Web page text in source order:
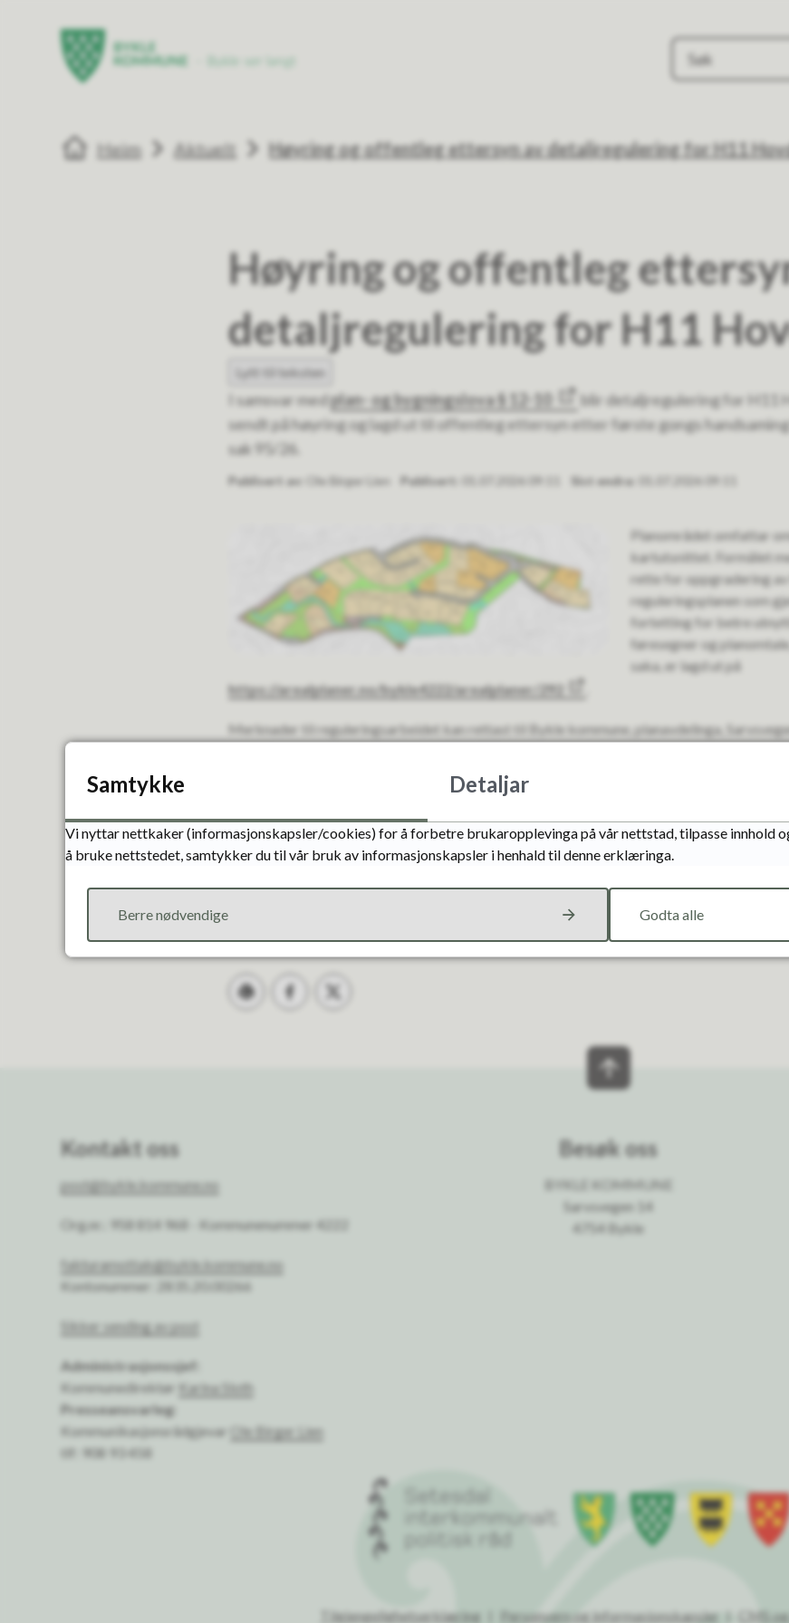
Bykle kommune
Du er her:Heim Aktuelt Høyring og offentleg ettersyn av detaljregulering for H11
Høyring og offentleg
detaljregulering for H11
Lytt til teksten
I samsvar medplan- og bygningslova § 12-10
blir detaljregulering for H11
sendt på høyring og lagd ut til offentleg ettersyn etter første gongs
sak 95/26.
Publisert av Ole Birger Lien Publisert 01.07.2026 09:11 Sist endra 01.07.2026 09:11
Planområdet omfattar
kartutsnittet. Formålet
rette for oppgradering
reguleringsplanen som
fortetting for betre
føresegner og
saka, er lagd ut på
https://arealplaner.no/bykle4222/arealplaner/292
Merknader til reguleringsarbeidet kan rettast til Bykle kommune, planavdelinga,
Ja Nei
Kontakt oss
post@bykle.kommune.no
Org.nr.: 958 814 968 - Kommunenummer 4222
fakturamottak@bykle.kommune.no
Kontonummer: 2835.20.00266
Sikker sending av post
Administrasjonssjef:
Kommunedirektør Karina Sloth
Presseansvarleg:
Kommunikasjonsrådgjevar
Ole Birger Lien
tlf: 908 93 458
Besøk oss
BYKLE KOMMUNE
Sarvsvegen 14
4754 Bykle
Tilgjengelighetserklæring Personvern og informasjonskapsler CMS
Samtykke Detaljar
Vi nyttar nettkaker (informasjonskapsler/cookies) for å forbetre brukaropplevinga på vår nettstad, tilpasse innhold
å bruke nettstedet, samtykker du til vår bruk av informasjonskapsler i henhald til denne erklæringa.
Berre nødvendige Godta alle